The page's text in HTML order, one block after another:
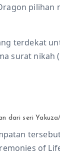
pilihan
terdekat
surat nikah
dari seri
of